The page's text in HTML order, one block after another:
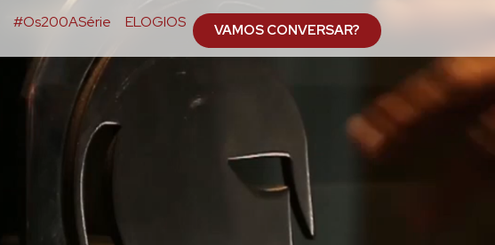
#Os200ASérie ELOGIOS VAMOS CONVERSAR?